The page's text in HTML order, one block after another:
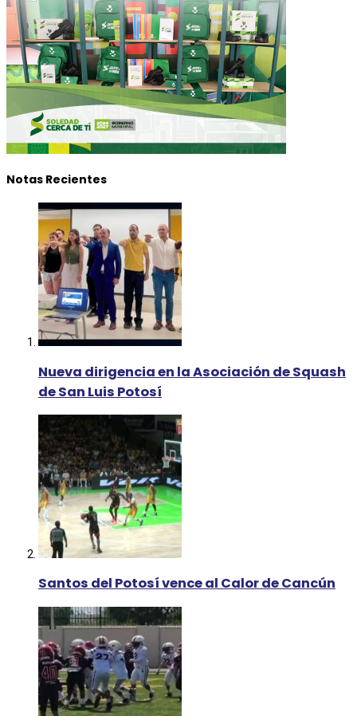
Notas Recientes
Nueva dirigencia en la Asociación de Squash
de San Luis Potosí
Santos del Potosí vence al Calor de Cancún